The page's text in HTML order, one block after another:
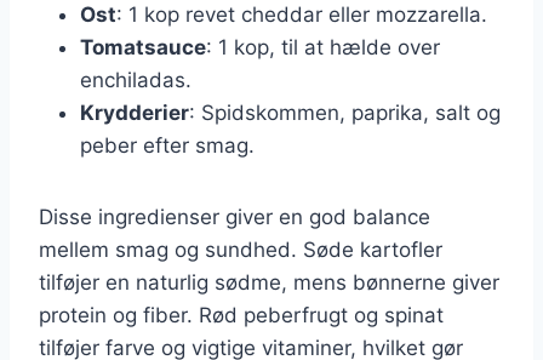
Ost: 1 kop revet cheddar eller mozzarella.
Tomatsauce: 1 kop, til at hælde over
enchiladas.
Krydderier: Spidskommen, paprika, salt og
peber efter smag.
Disse ingredienser giver en god balance
mellem smag og sundhed. Søde kartofler
tilføjer en naturlig sødme, mens bønnerne giver
protein og fiber. Rød peberfrugt og spinat
tilføjer farve og vigtige vitaminer, hvilket gør